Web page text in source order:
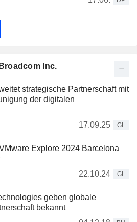
Inc.
strategische Partnerschaft mit
der digitalen
17.09.25
GL
Explore 2024 Barcelona
22.10.24
GL
geben globale
bekannt